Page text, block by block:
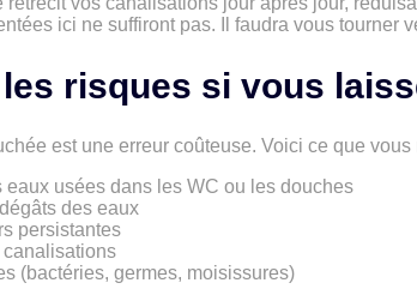
ici ne suffiront pas. Il faudra vous tourner
risques si vous
est une erreur coûteuse. Voici ce que vous
eaux usées dans les WC ou les douches
des eaux
persistantes
canalisations
(bactéries, germes, moisissures)